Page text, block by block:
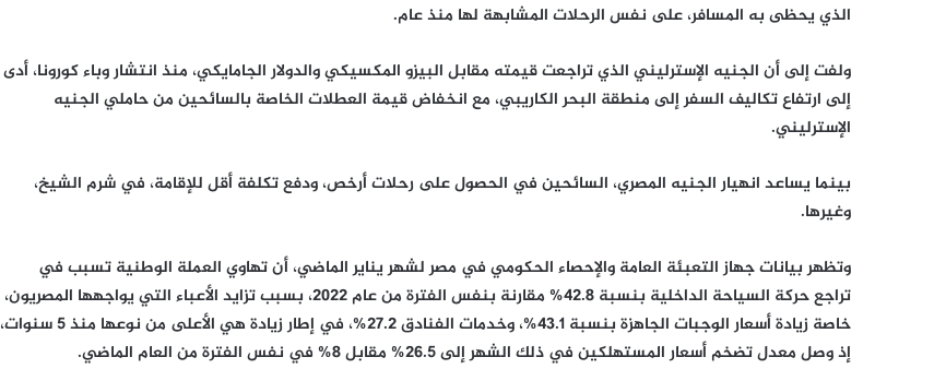
الذي يحظى به المسافر، على نفس الرحلات المشابهة لها منذ عام.
ولفت إلى أن الجنيه الإسترليني الذي تراجعت قيمته مقابل البيزو المكسيكي والدولار الجامايكي، منذ انتشار وباء كورونا، أدى
إلى ارتفاع تكاليف السفر إلى منطقة البحر الكاريبي، مع انخفاض قيمة العطلات الخاصة بالسائحين من حاملي الجنيه
الإسترليني.
بينما يساعد انهيار الجنيه المصري، السائحين في الحصول على رحلات أرخص، ودفع تكلفة أقل للإقامة، في شرم الشيخ،
وغيرها.
وتظهر بيانات جهاز التعبئة العامة والإحصاء الحكومي في مصر لشهر يناير الماضي، أن تهاوي العملة الوطنية تسبب في
تراجع حركة السياحة الداخلية بنسبة 42.8% مقارنة بنفس الفترة من عام 2022، بسبب تزايد الأعباء التي يواجهها المصريون،
خاصة زيادة أسعار الوجبات الجاهزة بنسبة 43.1%، وخدمات الفنادق 27.2%، في إطار زيادة هي الأعلى من نوعها منذ 5 سنوات،
إذ وصل معدل تضخم أسعار المستهلكين في ذلك الشهر إلى 26.5% مقابل 8% في نفس الفترة من العام الماضي.